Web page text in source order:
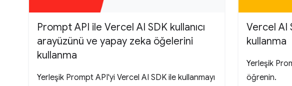
Prompt API ile Vercel AI SDK kullanıcı
arayüzünü ve yapay zeka öğelerini
kullanma
Yerleşik Prompt API'yi Vercel AI SDK ile kullanmayı
Vercel AI
kullanma
Yerleşik
öğrenin.